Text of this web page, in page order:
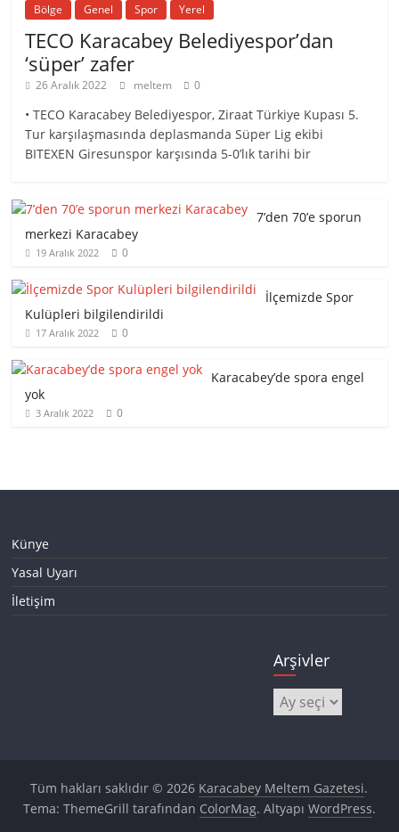
Bölge Genel Spor Yerel
TECO Karacabey Belediyespor’dan
‘süper’ zafer
26 Aralık 2022 meltem 0
• TECO Karacabey Belediyespor, Ziraat Türkiye Kupası 5.
Tur karşılaşmasında deplasmanda Süper Lig ekibi
BITEXEN Giresunspor karşısında 5-0’lık tarihi bir
7’den 70’e sporun
merkezi Karacabey
19 Aralık 2022 0
İlçemizde Spor
Kulüpleri bilgilendirildi
17 Aralık 2022 0
Karacabey’de spora engel
yok
3 Aralık 2022 0
Künye
Yasal Uyarı
İletişim
Arşivler
Arşivler
Tüm hakları saklıdır © 2026 Karacabey Meltem Gazetesi.
Tema: ThemeGrill tarafından ColorMag. Altyapı WordPress.